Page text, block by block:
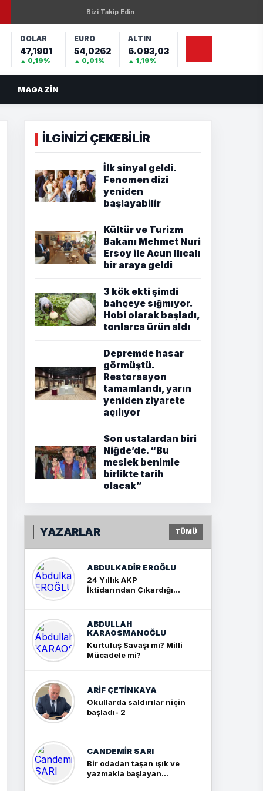
Bizi Takip Edin
DOLAR
47,1901
▲ 0,19%
EURO
54,0262
▲ 0,01%
ALTIN
6.093,03
▲ 1,19%
MAGAZIN
İLGİNİZİ ÇEKEBİLİR
İlk sinyal geldi.
Fenomen dizi
yeniden
başlayabilir
Kültür ve Turizm
Bakanı Mehmet Nuri
Ersoy ile Acun Ilıcalı
bir araya geldi
3 kök ekti şimdi
bahçeye sığmıyor.
Hobi olarak başladı,
tonlarca ürün aldı
Depremde hasar
görmüştü.
Restorasyon
tamamlandı, yarın
yeniden ziyarete
açılıyor
Son ustalardan biri
Niğde’de. “Bu
meslek benimle
birlikte tarih
olacak”
YAZARLAR TÜMÜ
ABDULKADIR EROĞLU
24 Yıllık AKP
İktidarından Çıkardığım
ABDULLAH
KARAOSMANOĞLU
Kurtuluş Savaşı mı? Milli
Mücadele mi?
ARIF ÇETİNKAYA
Okullarda saldırılar niçin
başladı- 2
CANDEMIR SARI
Bir odadan taşan ışık ve
yazmakla başlayan